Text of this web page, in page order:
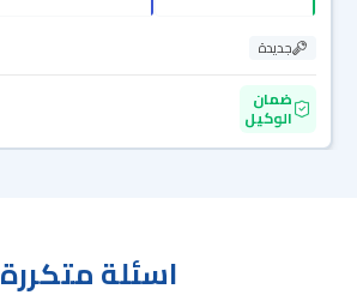
جديدة
ضمان
الوكيل
اسئلة متكررة